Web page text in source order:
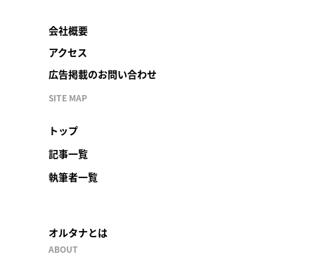
会社概要
アクセス
広告掲載のお問い合わせ
SITE MAP
トップ
記事一覧
執筆者一覧
オルタナとは
ABOUT